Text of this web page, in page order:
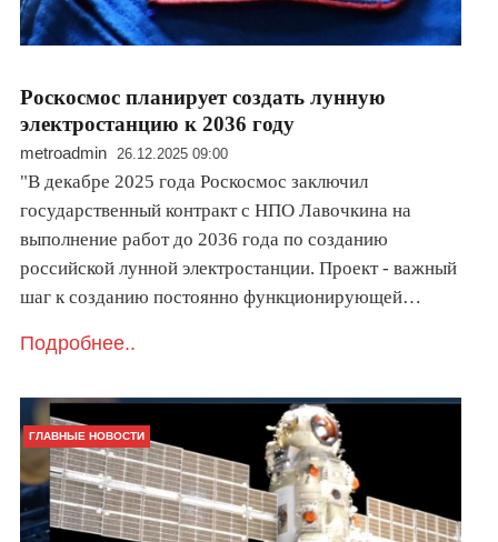
Роскосмос планирует создать лунную
электростанцию к 2036 году
metroadmin 26.12.2025 09:00
"В декабре 2025 года Роскосмос заключил
государственный контракт с НПО Лавочкина на
выполнение работ до 2036 года по созданию
российской лунной электростанции. Проект - важный
шаг к созданию постоянно функционирующей…
Подробнее..
ГЛАВНЫЕ НОВОСТИ